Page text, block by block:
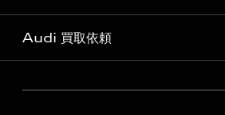
Audi 札幌東 運営会社概要
定期点検 / 車検 料金表
各種お問い合わせ
Audi 買取依頼
買取ページ